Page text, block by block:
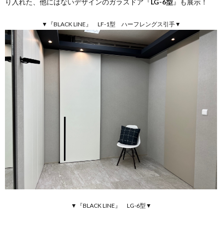
り入れた、他にはないデザインのガラスドア『LG-6型 』も展示！
▼『BLACK LINE』 LF-1型 ハーフレングス引手▼
▼『BLACK LINE』 LG-6型▼